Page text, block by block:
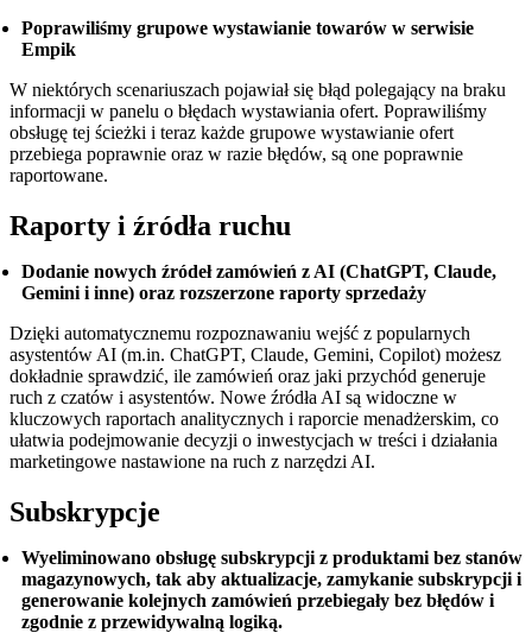
Poprawiliśmy grupowe wystawianie towarów w serwisie
Empik
W niektórych scenariuszach pojawiał się błąd polegający na braku
informacji w panelu o błędach wystawiania ofert. Poprawiliśmy
obsługę tej ścieżki i teraz każde grupowe wystawianie ofert
przebiega poprawnie oraz w razie błędów, są one poprawnie
raportowane.
Raporty i źródła ruchu
Dodanie nowych źródeł zamówień z AI (ChatGPT, Claude,
Gemini i inne) oraz rozszerzone raporty sprzedaży
Dzięki automatycznemu rozpoznawaniu wejść z popularnych
asystentów AI (m.in. ChatGPT, Claude, Gemini, Copilot) możesz
dokładnie sprawdzić, ile zamówień oraz jaki przychód generuje
ruch z czatów i asystentów. Nowe źródła AI są widoczne w
kluczowych raportach analitycznych i raporcie menadżerskim, co
ułatwia podejmowanie decyzji o inwestycjach w treści i działania
marketingowe nastawione na ruch z narzędzi AI.
Subskrypcje
Wyeliminowano obsługę subskrypcji z produktami bez stanów
magazynowych, tak aby aktualizacje, zamykanie subskrypcji i
generowanie kolejnych zamówień przebiegały bez błędów i
zgodnie z przewidywalną logiką.